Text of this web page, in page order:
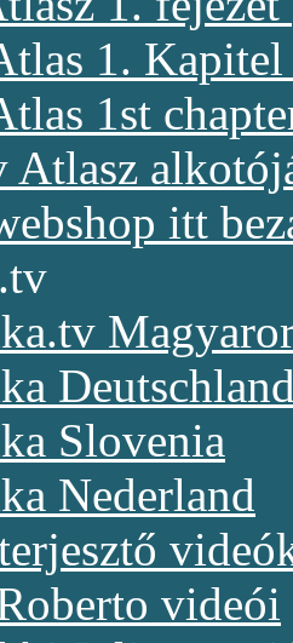
1.
1st
Atlasz
itt
Slovenia
Nederland
videói